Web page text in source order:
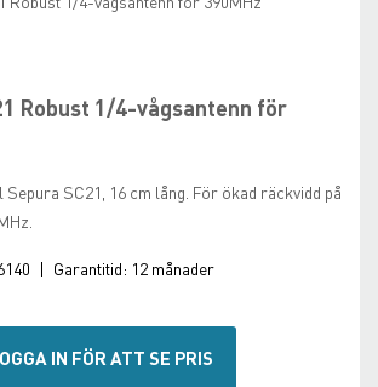
Robust 1/4-vågsantenn för
SC21, 16 cm lång. För ökad räckvidd på
| Garantitid: 12 månader
IN FÖR ATT SE PRIS